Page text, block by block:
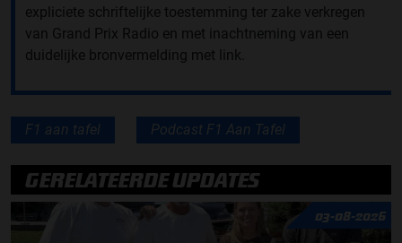
expliciete schriftelijke toestemming ter zake verkregen
van Grand Prix Radio en met inachtneming van een
duidelijke bronvermelding met link.
F1 aan tafel Podcast F1 Aan Tafel
GERELATEERDE UPDATES
03-08-2026